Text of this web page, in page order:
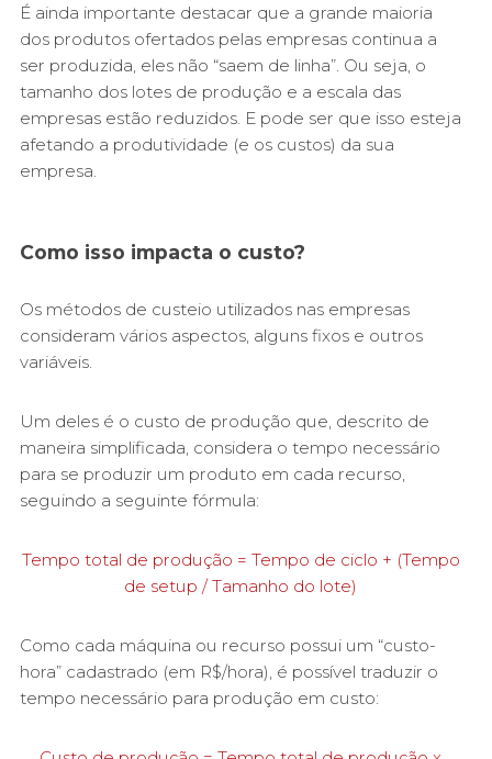
É ainda importante destacar que a grande maioria
dos produtos ofertados pelas empresas continua a
ser produzida, eles não “saem de linha”. Ou seja, o
tamanho dos lotes de produção e a escala das
empresas estão reduzidos. E pode ser que isso esteja
afetando a produtividade (e os custos) da sua
empresa.
Como isso impacta o custo?
Os métodos de custeio utilizados nas empresas
consideram vários aspectos, alguns fixos e outros
variáveis.
Um deles é o custo de produção que, descrito de
maneira simplificada, considera o tempo necessário
para se produzir um produto em cada recurso,
seguindo a seguinte fórmula:
Tempo total de produção = Tempo de ciclo + (Tempo
de setup / Tamanho do lote)
Como cada máquina ou recurso possui um “custo-
hora” cadastrado (em R$/hora), é possível traduzir o
tempo necessário para produção em custo: